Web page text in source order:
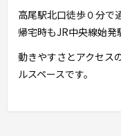
高尾駅北口徒歩０分で
帰宅時もJR中央線始発
動きやすさとアクセス
ルスペースです。